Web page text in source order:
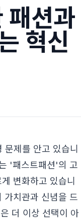
션과
혁신
제를 안고 있습니
'패스트패션'의 고
변화하고 있습니
가치관과 신념을 드
더 이상 선택이 아